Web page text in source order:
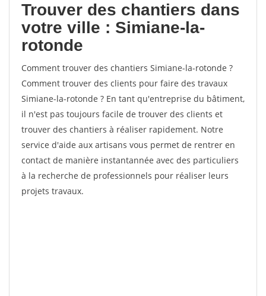
Trouver des chantiers dans
votre ville : Simiane-la-
rotonde
Comment trouver des chantiers Simiane-la-rotonde ?
Comment trouver des clients pour faire des travaux
Simiane-la-rotonde ? En tant qu'entreprise du bâtiment,
il n'est pas toujours facile de trouver des clients et
trouver des chantiers à réaliser rapidement. Notre
service d'aide aux artisans vous permet de rentrer en
contact de manière instantannée avec des particuliers
à la recherche de professionnels pour réaliser leurs
projets travaux.